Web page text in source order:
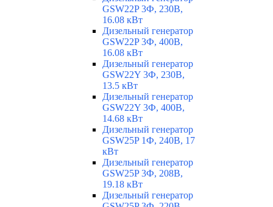
GSW22P 3Ф, 230В,
16.08 кВт
Дизельный генератор
GSW22P 3Ф, 400В,
16.08 кВт
Дизельный генератор
GSW22Y 3Ф, 230В,
13.5 кВт
Дизельный генератор
GSW22Y 3Ф, 400В,
14.68 кВт
Дизельный генератор
GSW25P 1Ф, 240В, 17
кВт
Дизельный генератор
GSW25P 3Ф, 208В,
19.18 кВт
Дизельный генератор